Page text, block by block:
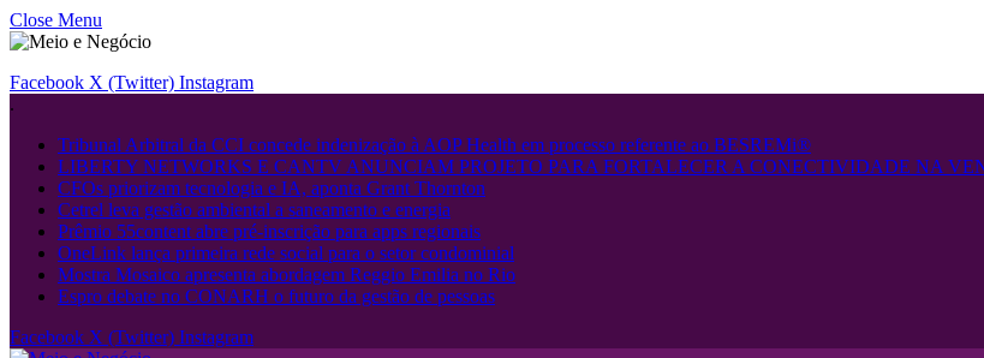
Close Menu
Facebook X (Twitter) Instagram
.
Tribunal Arbitral da CCI concede indenização à AOP Health em processo referente ao BESREMi®
LIBERTY NETWORKS E CANTV ANUNCIAM PROJETO PARA FORTALECER A CONECTIVIDADE NA
CFOs priorizam tecnologia e IA, aponta Grant Thornton
Cetrel leva gestão ambiental a saneamento e energia
Prêmio 55content abre pré-inscrição para apps regionais
OneLink lança primeira rede social para o setor condominial
Mostra Mosaico apresenta abordagem Reggio Emilia no Rio
Espro debate no CONARH o futuro da gestão de pessoas
Facebook X (Twitter) Instagram